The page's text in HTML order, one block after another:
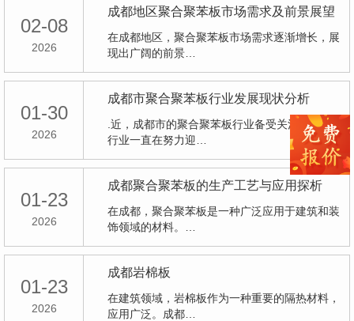
02-08
2026
成都地区聚合聚苯板市场需求及前景展望
在成都地区，聚合聚苯板市场需求逐渐增长，展
现出广阔的前景…
01-30
2026
成都市聚合聚苯板行业发展现状分析
.近，成都市的聚合聚苯板行业备受关注。这个
行业一直在努力迎…
01-23
2026
成都聚合聚苯板的生产工艺与应用探析
在成都，聚合聚苯板是一种广泛应用于建筑和装
饰领域的材料。…
01-23
2026
成都岩棉板
在建筑领域，岩棉板作为一种重要的隔热材料，
应用广泛。成都…